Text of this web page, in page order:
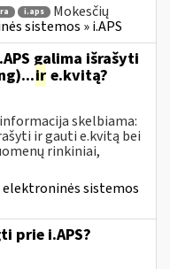
i.aps
Mokesčių
sistemos » i.APS
galima išrašyti
ir e.kvitą?
skelbiama:
ir gauti e.kvitą bei
rinkiniai,
elektroninės sistemos
prie i.APS?